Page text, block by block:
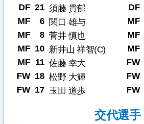
DF 21 須藤 貴郁
MF
6 関口 雄与
MF
8 菅井 慎也
MF 10 新井山 祥智(C)
MF 11 佐藤 幸大
FW 18 松野 大輝
FW 17 玉田 道歩
DF
MF
MF
MF
FW
FW
FW
交代選手